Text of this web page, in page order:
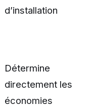
d’installation
Détermine
directement les
économies